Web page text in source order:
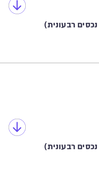
רבעונית)
רבעונית)